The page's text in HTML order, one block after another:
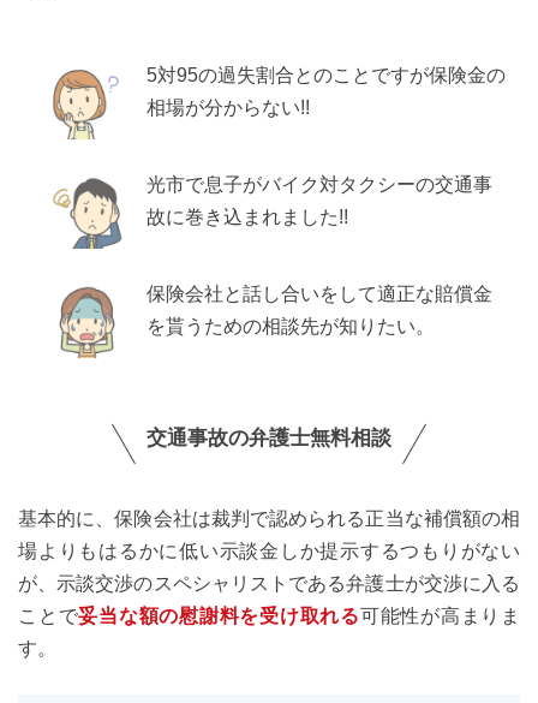
5対95の過失割合とのことですが保険金の
相場が分からない!!
光市で息子がバイク対タクシーの交通事
故に巻き込まれました!!
保険会社と話し合いをして適正な賠償金
を貰うための相談先が知りたい。
交通事故の弁護士無料相談
基本的に、保険会社は裁判で認められる正当な補償額の相
場よりもはるかに低い示談金しか提示するつもりがない
が、示談交渉のスペシャリストである弁護士が交渉に入る
ことで妥当な額の慰謝料を受け取れる可能性が高まりま
す。